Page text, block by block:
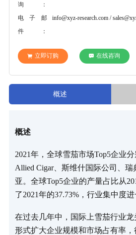
询：
电子邮
件：
info@xyz-research.com /
立即订购 在线咨询
概述
概述
2021年，全球雪茄市场Top5企业分
Allied Cigar、斯维什国际公司、
亚。全球Top5企业的产量占比从
了2021年的37.73%，行业集中度进
在过去几年中，国际上雪茄行业
形式扩大企业规模和市场占有率